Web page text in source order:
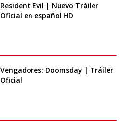
Resident Evil | Nuevo Tráiler
Oficial en español HD
Vengadores: Doomsday | Tráiler
Oficial